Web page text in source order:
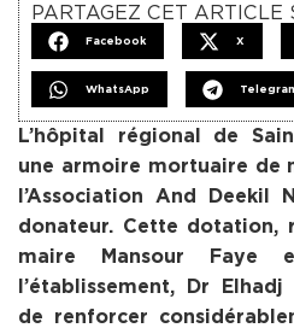
PARTAGEZ CET ARTICLE
Facebook X
WhatsApp
L’hôpital régional de
une armoire mortuaire de
l’Association And Deekil
donateur. Cette dotation,
maire Mansour
l’établissement, Dr
de renforcer